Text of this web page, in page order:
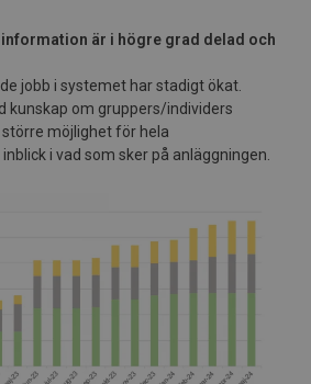
är i högre grad delad och
jobb i systemet har stadigt ökat.
kunskap om gruppers/individers
möjlighet för hela
i vad som sker på anläggningen.